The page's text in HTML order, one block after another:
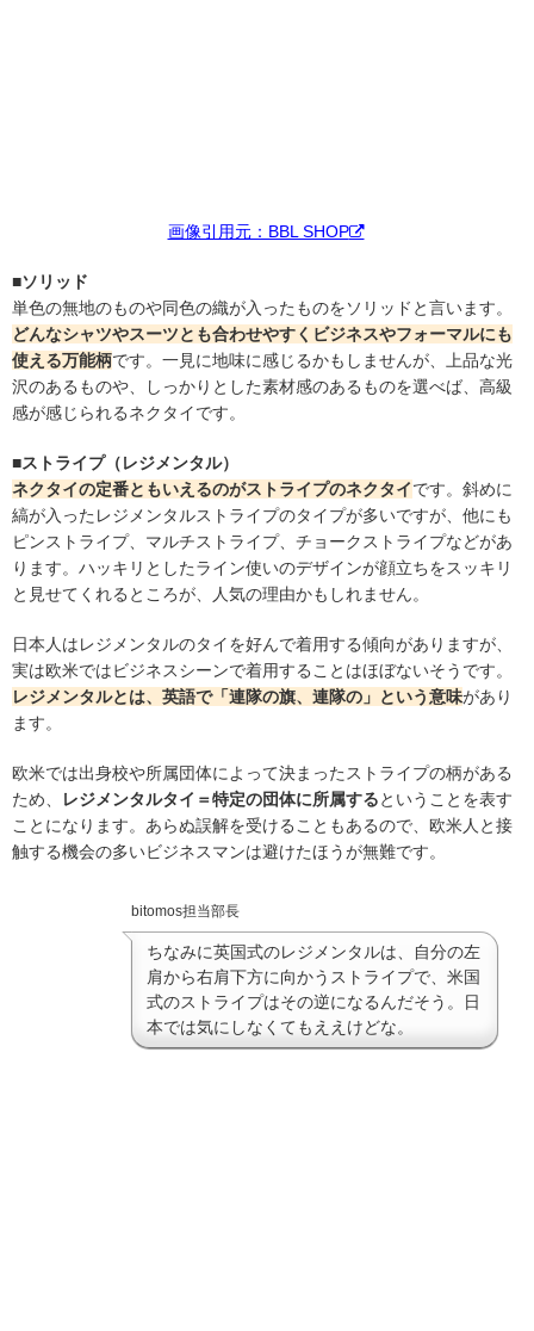
画像引用元：BBL SHOP
■ソリッド
単色の無地のものや同色の織が入ったものをソリッドと言います。
どんなシャツやスーツとも合わせやすくビジネスやフォーマルにも
使える万能柄です。一見に地味に感じるかもしませんが、上品な光
沢のあるものや、しっかりとした素材感のあるものを選べば、高級
感が感じられるネクタイです。
■ストライプ（レジメンタル）
ネクタイの定番ともいえるのがストライプのネクタイです。斜めに
縞が入ったレジメンタルストライプのタイプが多いですが、他にも
ピンストライプ、マルチストライプ、チョークストライプなどがあ
ります。ハッキリとしたライン使いのデザインが顔立ちをスッキリ
と見せてくれるところが、人気の理由かもしれません。
日本人はレジメンタルのタイを好んで着用する傾向がありますが、
実は欧米ではビジネスシーンで着用することはほぼないそうです。
レジメンタルとは、英語で「連隊の旗、連隊の」という意味があり
ます。
欧米では出身校や所属団体によって決まったストライプの柄がある
ため、
レジメンタルタイ＝特定の団体に所属するということを表す
ことになります。あらぬ誤解を受けることもあるので、欧米人と接
触する機会の多いビジネスマンは避けたほうが無難です。
bitomos担当部長
ちなみに英国式のレジメンタルは、自分の左
肩から右肩下方に向かうストライプで、米国
式のストライプはその逆になるんだそう。日
本では気にしなくてもええけどな。